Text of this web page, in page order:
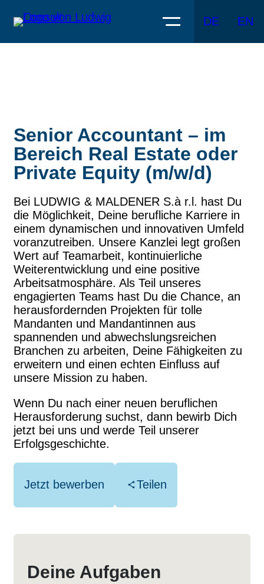
DE EN
Senior Accountant – im
Bereich Real Estate oder
Private Equity (m/w/d)
Bei LUDWIG & MALDENER S.à r.l. hast Du
die Möglichkeit, Deine berufliche Karriere in
einem dynamischen und innovativen Umfeld
voranzutreiben. Unsere Kanzlei legt großen
Wert auf Teamarbeit, kontinuierliche
Weiterentwicklung und eine positive
Arbeitsatmosphäre. Als Teil unseres
engagierten Teams hast Du die Chance, an
herausfordernden Projekten für tolle
Mandanten und Mandantinnen aus
spannenden und abwechslungsreichen
Branchen zu arbeiten, Deine Fähigkeiten zu
erweitern und einen echten Einfluss auf
unsere Mission zu haben.
Wenn Du nach einer neuen beruflichen
Herausforderung suchst, dann bewirb Dich
jetzt bei uns und werde Teil unserer
Erfolgsgeschichte.
Jetzt bewerben Teilen
Deine Aufgaben